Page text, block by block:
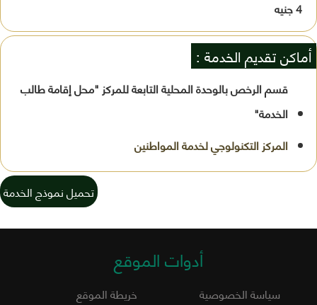
4 جنيه
أماكن تقديم الخدمة :
قسم الرخص بالوحدة المحلية التابعة للمركز "محل إقامة طالب
الخدمة"
تحميل نموذج الخدمة
أدوات الموقع
سياسة الخصوصية
خريطة الموقع